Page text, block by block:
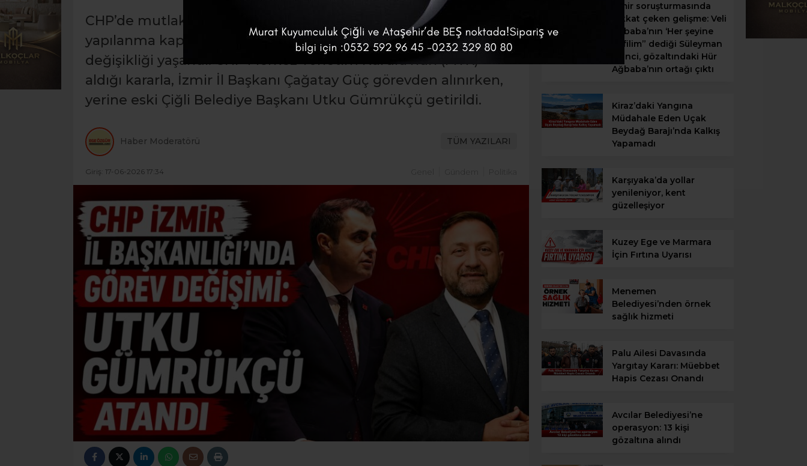
CHP’de mutlak butlan sürecinin ardından başlayan yeniden
yapılanma kapsamında İzmir İl Başkanlığı’nda önemli bir görev
değişikliği yaşandı. CHP Merkez Yönetim Kurulu’nun (MYK)
aldığı kararla, İzmir İl Başkanı Çağatay Güç görevden alınırken,
yerine eski Çiğli Belediye Başkanı Utku Gümrükçü getirildi.
Haber Moderatörü TÜM YAZILARI
Giriş: 17-06-2026 17:34 Gündem Politika
İzmir soruşturmasında
dikkat çeken gelişme: Veli
Ağbaba’nın ‘Her şeyine
kefilim” dediği Süleyman
Ekinci, gözaltındaki Hür
Ağbaba’nın ortağı çıktı
Kiraz’daki Yangına
Müdahale Eden Uçak
Beydağ Barajı’nda Kalkış
Yapamadı
Karşıyaka’da yollar
yenileniyor, kent
güzelleşiyor
Kuzey Ege ve Marmara
İçin Fırtına Uyarısı
Menemen
Belediyesi’nden örnek
sağlık hizmeti
Palu Ailesi Davasında
Yargıtay Kararı: Müebbet
Hapis Cezası Onandı
Avcılar Belediyesi’ne
operasyon: 13 kişi
gözaltına alındı